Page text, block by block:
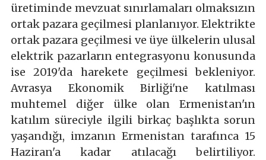
üretiminde mevzuat sınırlamaları olmaksızın
ortak pazara geçilmesi planlanıyor. Elektrikte
ortak pazara geçilmesi ve üye ülkelerin ulusal
elektrik pazarların entegrasyonu konusunda
ise 2019'da harekete geçilmesi bekleniyor.
Avrasya Ekonomik Birliği'ne katılması
muhtemel diğer ülke olan Ermenistan'ın
katılım süreciyle ilgili birkaç başlıkta sorun
yaşandığı, imzanın Ermenistan tarafınca 15
Haziran'a kadar atılacağı belirtiliyor.